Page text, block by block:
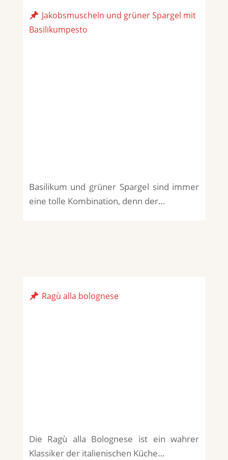
Jakobsmuscheln und grüner Spargel mit
Basilikumpesto
Basilikum und grüner Spargel sind immer
eine tolle Kombination, denn der…
Ragù alla bolognese
Die Ragù alla Bolognese ist ein wahrer
Klassiker der italienischen Küche…